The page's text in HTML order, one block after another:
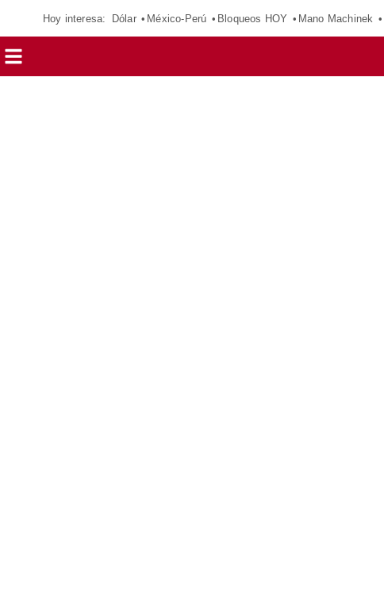
Hoy interesa: Dólar México-Perú Bloqueos HOY Mano Machinek